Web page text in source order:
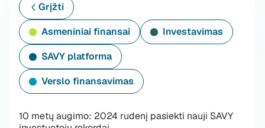
Asmeniniai finansai
Investavimas
SAVY platforma
Verslo finansavimas
Grįžti
10 metų augimo: 2024 rudenį pasiekti nauji SAVY